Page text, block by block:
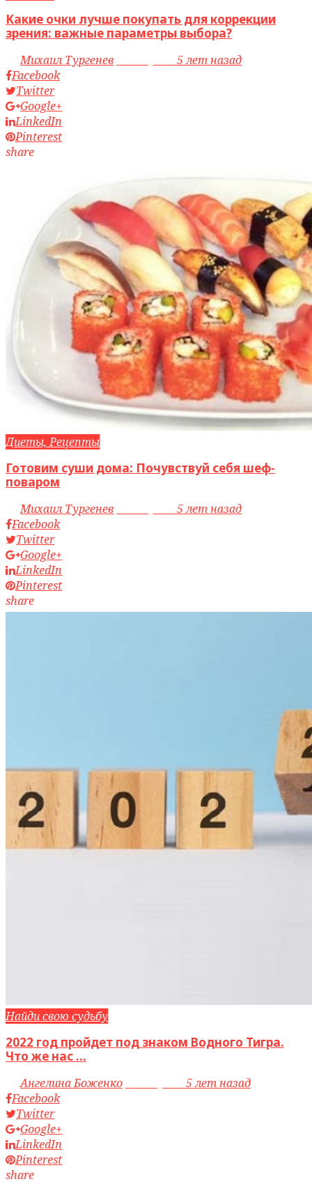
Какие очки лучше покупать для коррекции
зрения: важные параметры выбора?
byМихаил Тургенев
5 лет назад
Facebook
Twitter
Google+
LinkedIn
Pinterest
share
Диеты, Рецепты
Готовим суши дома: Почувствуй себя шеф-
поваром
byМихаил Тургенев
5 лет назад
Facebook
Twitter
Google+
LinkedIn
Pinterest
share
Найди свою судьбу
2022 год пройдет под знаком Водного Тигра.
Что же нас ...
byАнгелина Боженко
5 лет назад
Facebook
Twitter
Google+
LinkedIn
Pinterest
share